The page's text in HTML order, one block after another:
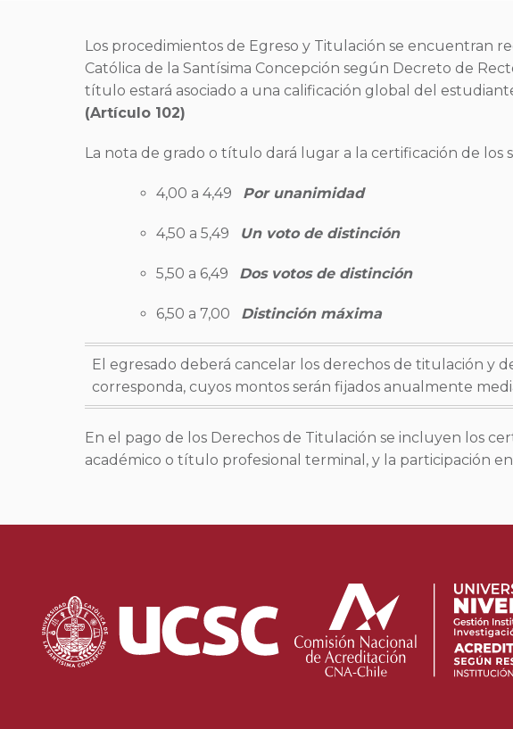
Los procedimientos de Egreso y Titulación se encuentran
Católica de la Santísima Concepción según Decreto de
título estará asociado a una calificación global del
(Artículo 102)
La nota de grado o título dará lugar a la certificación de los
4,00 a 4,49 Por unanimidad
4,50 a 5,49 Un voto de distinción
5,50 a 6,49 Dos votos de distinción
6,50 a 7,00 Distinción máxima
El egresado deberá cancelar los derechos de titulación y
corresponda, cuyos montos serán fijados anualmente
En el pago de los Derechos de Titulación se incluyen los
académico o título profesional terminal, y la participación